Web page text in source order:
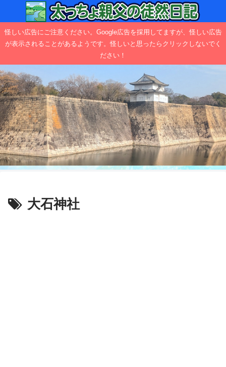
怪しい広告にご注意ください。Google広告を採用してますが、怪しい広告
が表示されることがあるようです。怪しいと思ったらクリックしないでく
ださい！
大石神社